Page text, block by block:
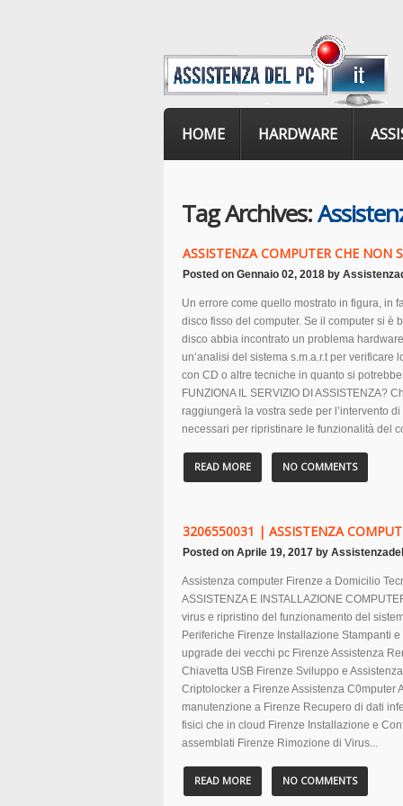
HOME HARDWARE
Tag Archives:
ASSISTENZA COMPUTER CHE NON
Posted on Gennaio 02, 2018 by
Un errore come quello mostrato in figura, in
disco fisso del computer. Se il computer si è
disco abbia incontrato un problema
un’analisi del sistema s.m.a.r.t per
con CD o altre tecniche in quanto si
FUNZIONA IL SERVIZIO DI ASSISTENZA?
raggiungerà la vostra sede per l’intervento
necessari per ripristinare le funzionalità del
READ MORE NO COMMENTS
3206550031 | ASSISTENZA
Posted on Aprile 19, 2017 by
Assistenza computer Firenze a Domicilio
ASSISTENZA E INSTALLAZIONE
virus e ripristino del funzionamento del
Periferiche Firenze Installazione Stampanti
upgrade dei vecchi pc Firenze Assistenza
Chiavetta USB Firenze Sviluppo e
Criptolocker a Firenze Assistenza C0mputer
manutenzione a Firenze Recupero di dati
fisici che in cloud Firenze Installazione e
assemblati Firenze Rimozione di Virus...
READ MORE NO COMMENTS